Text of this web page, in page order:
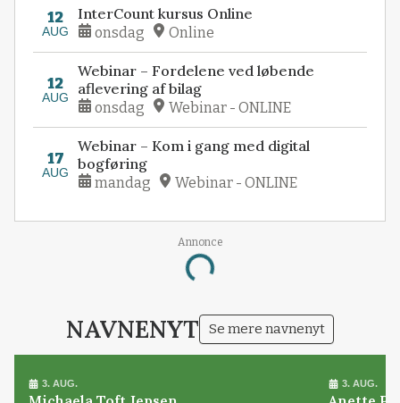
12
AUG
InterCount kursus Online
onsdag Online
12
AUG
Webinar – Fordelene ved løbende
aflevering af bilag
onsdag Webinar - ONLINE
17
AUG
Webinar – Kom i gang med digital
bogføring
mandag Webinar - ONLINE
Annonce
Loading...
NAVNENYT Se mere navnenyt
3. AUG. 3. AUG.